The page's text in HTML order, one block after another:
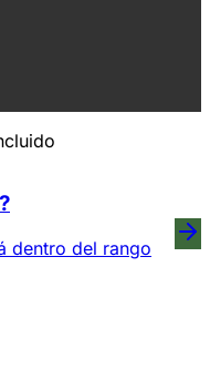
dentro del rango